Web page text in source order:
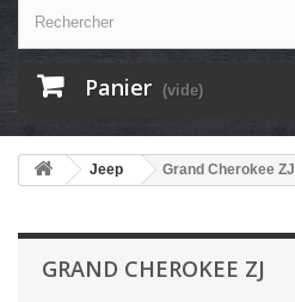
Panier (vide)
Jeep Grand Cherokee ZJ
GRAND CHEROKEE ZJ